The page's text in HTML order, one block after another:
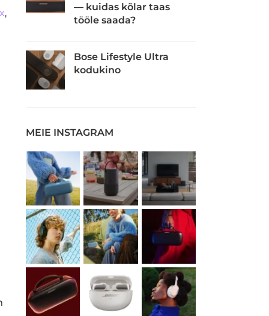
,
— kuidas kõlar taas
tööle saada?
Bose Lifestyle Ultra
kodukino
MEIE INSTAGRAM